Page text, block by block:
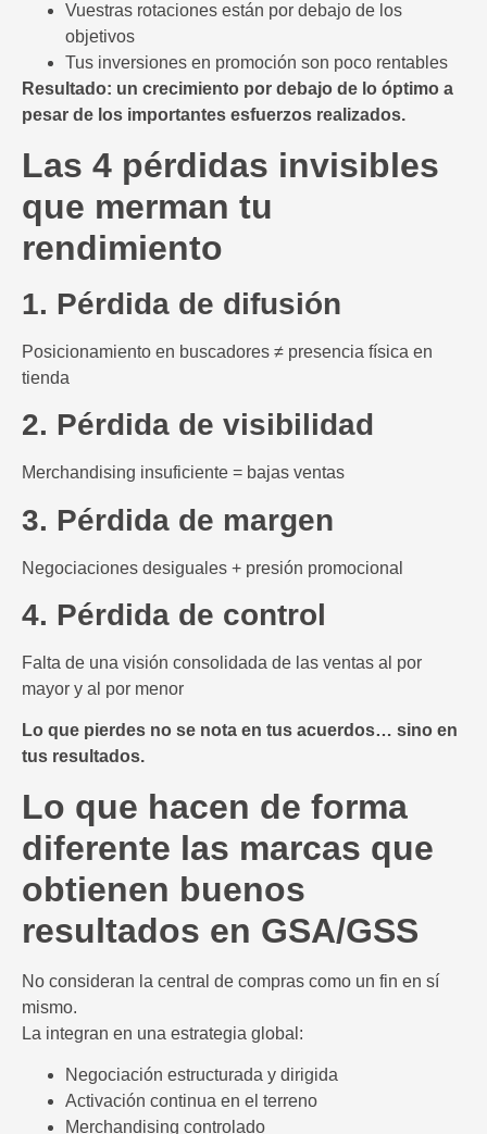
Vuestras rotaciones están por debajo de los
objetivos
Tus inversiones en promoción son poco rentables
Resultado: un crecimiento por debajo de lo óptimo a
pesar de los importantes esfuerzos realizados.
Las 4 pérdidas invisibles
que merman tu
rendimiento
1. Pérdida de difusión
Posicionamiento en buscadores ≠ presencia física en
tienda
2. Pérdida de visibilidad
Merchandising insuficiente = bajas ventas
3. Pérdida de margen
Negociaciones desiguales + presión promocional
4. Pérdida de control
Falta de una visión consolidada de las ventas al por
mayor y al por menor
Lo que pierdes no se nota en tus acuerdos… sino en
tus resultados.
Lo que hacen de forma
diferente las marcas que
obtienen buenos
resultados en GSA/GSS
No consideran la central de compras como un fin en sí
mismo.
La integran en una estrategia global:
Negociación estructurada y dirigida
Activación continua en el terreno
Merchandising controlado